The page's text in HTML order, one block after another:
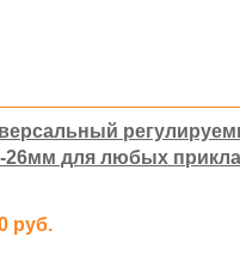
26мм для любых
руб.